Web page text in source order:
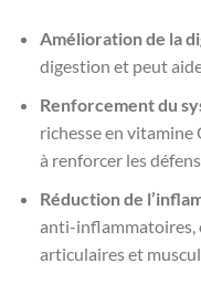
Amélioration de la
digestion et peut
Renforcement du
richesse en vitamine
à renforcer les
Réduction de
anti-inflammatoires,
articulaires et